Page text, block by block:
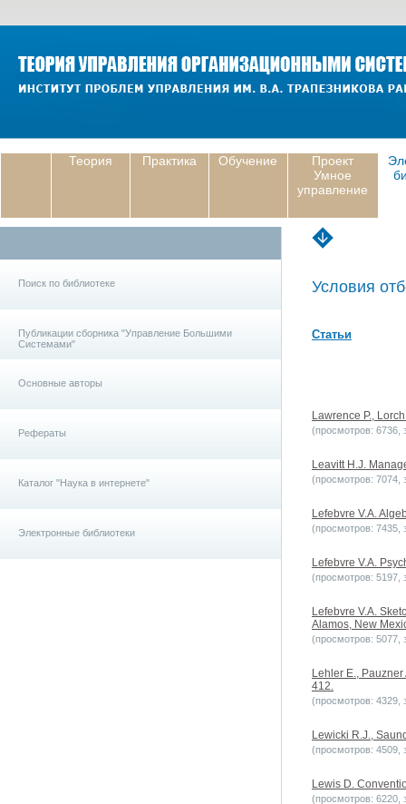
Теория Практика Обучение
Проект
Умное
управление
Поиск по библиотеке
Публикации сборника "Управление Большими
Системами"
Основные авторы
Рефераты
Каталог "Наука в интернете"
Электронные библиотеки
Условия
Статьи
Lawrence P.,
(просмотров: 6736,
Leavitt H.J.
(просмотров: 7074,
Lefebvre V.A.
(просмотров: 7435,
Lefebvre V.A.
(просмотров: 5197,
Lefebvre V.A.
Alamos, New
(просмотров: 5077,
Lehler E.,
412.
(просмотров: 4329,
Lewicki R.J.,
(просмотров: 4509,
Lewis D.
(просмотров: 6220,